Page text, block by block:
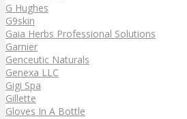
G Hughes
G9skin
Gaia Herbs Professional Solutions
Garnier
Genceutic Naturals
Genexa LLC
Gigi Spa
Gillette
Gloves In A Bottle